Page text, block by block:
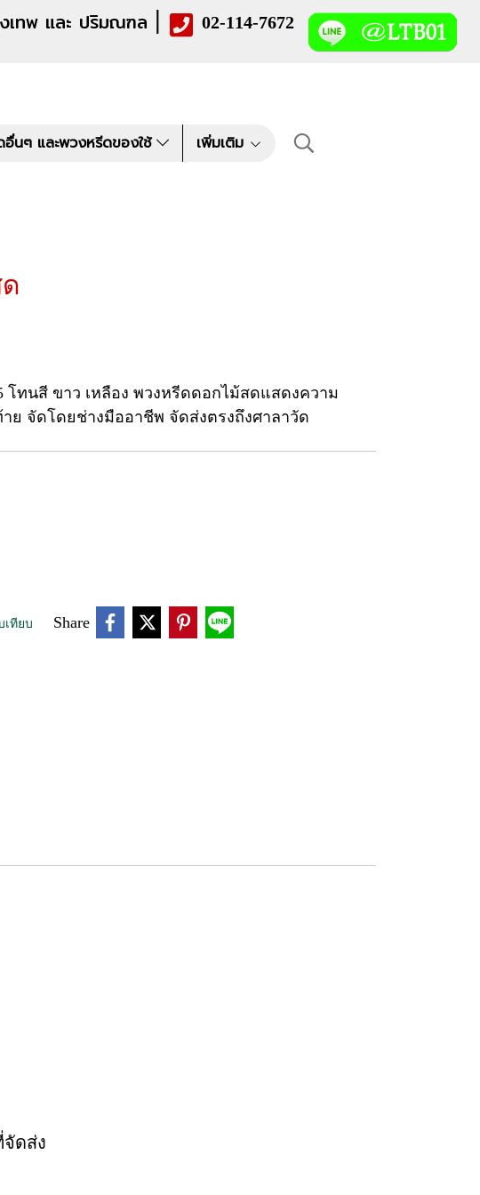
เทพ และ ปริมณฑล | 02-114-7672
นๆ และพวงหรีดของใช้ เพิ่มเติม
โทนสี ขาว เหลือง พวงหรีดดอกไม้สดแสดงความ
ย จัดโดยช่างมืออาชีพ จัดส่งตรงถึงศาลาวัด
เทียบ Share
ดส่ง